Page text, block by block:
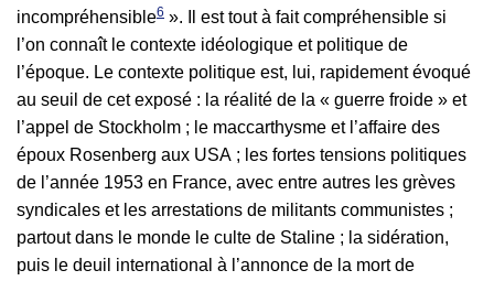
incompréhensible6 ». Il est tout à fait compréhensible si
l’on connaît le contexte idéologique et politique de
l’époque. Le contexte politique est, lui, rapidement évoqué
au seuil de cet exposé : la réalité de la « guerre froide » et
l’appel de Stockholm ; le maccarthysme et l’affaire des
époux Rosenberg aux USA ; les fortes tensions politiques
de l’année 1953 en France, avec entre autres les grèves
syndicales et les arrestations de militants communistes ;
partout dans le monde le culte de Staline ; la sidération,
puis le deuil international à l’annonce de la mort de